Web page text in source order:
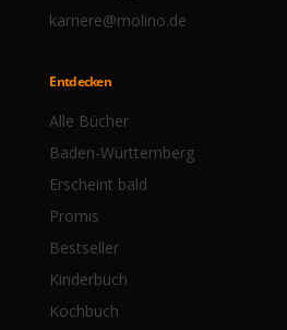
karriere@molino.de
Entdecken
Alle Bücher
Erscheint bald
Bestseller
Baden-Württemberg
Promis
Kinderbuch
Kochbuch